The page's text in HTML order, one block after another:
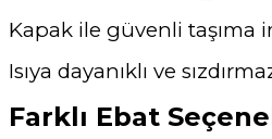
Kapak ile güvenli taşıma
Isıya dayanıklı ve
Farklı Ebat